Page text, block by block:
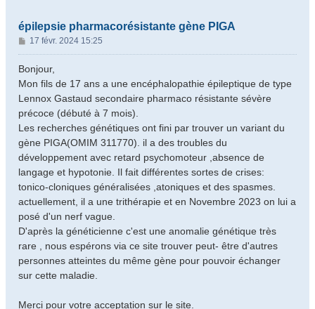
épilepsie pharmacorésistante gène PIGA
M
e
s
g
e
17 févr. 2024 15:25
Bonjour,
Mon fils de 17 ans a une encéphalopathie épileptique de type
Lennox Gastaud secondaire pharmaco résistante sévère
précoce (débuté à 7 mois).
Les recherches génétiques ont fini par trouver un variant du
gène PIGA(OMIM 311770). il a des troubles du
développement avec retard psychomoteur ,absence de
langage et hypotonie. Il fait différentes sortes de crises:
tonico-cloniques généralisées ,atoniques et des spasmes.
actuellement, il a une trithérapie et en Novembre 2023 on lui a
posé d'un nerf vague.
D'après la généticienne c'est une anomalie génétique très
rare , nous espérons via ce site trouver peut- être d'autres
personnes atteintes du même gène pour pouvoir échanger
sur cette maladie.
Merci pour votre acceptation sur le site.